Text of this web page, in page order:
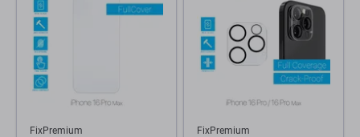
FixPremium
FixPremium